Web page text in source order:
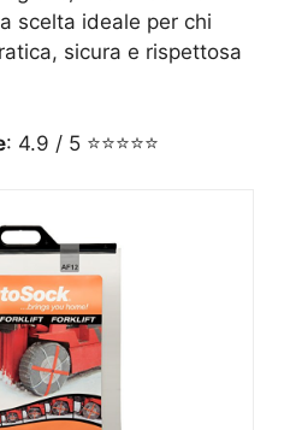
scelta ideale per chi
sicura e rispettosa
: 4.9 / 5 ⭐⭐⭐⭐⭐